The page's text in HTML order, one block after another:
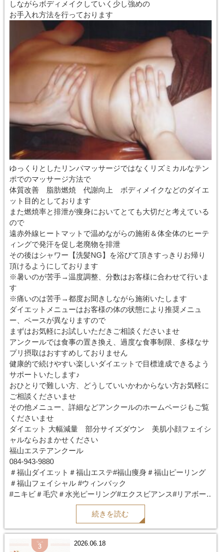
しながらボディメイクしていく少し強めの
お手入れ方法を行っております
ゆっくりとしたリンパマッサージではなくリズミカルなテン
ポでのマッサージ方法で
体質改善 脂肪燃焼 代謝向上 ボディメイクなどのダイエ
ット目的としております
また燃焼率と排泄が痩身においてとても大切だと考えている
ので
遠赤外線ヒートマットで温めながらの施術＆体全体のヒーテ
ィングで発汗を促し老廃物を排泄
その後はシャワー【洗髪NG】を浴びて頂きすっきりお帰り
頂けるようにしております
※暑いのが苦手→温度調整、分数はお客様に合わせて行いま
す
※痛いのは苦手→都度お聞きしながら施術いたします
ダイエットメニューはお客様の体の状態により推奨メニュ
ー、ペースが異なりますので
まずはお気軽にお試しいただきご相談くださいませ
アンクールでは食事の置き換え、過度な食事制限、多様なサ
プリ摂取はおすすめしておりません
健康的で続けやすい楽しいダイエットで目標達成できるよう
サポートいたします♪
おひとりで難しい方、どうしていいかわからない方お気軽に
ご相談くださいませ
その他メニュー、詳細などアンクールのホームページもご覧
くださいませ
ダイエット 大幅減量 部分サイズダウン 美肌小顔フェイシ
ャルならおまかせください
福山エステアンクール
084-943-9880
＃福山ダイエット＃福山エステ#福山痩身＃福山ピーリング
＃福山フェイシャル #ウィンバック
#ニキビ＃毛穴＃水光ピーリング#エクスビアンス#リアボー
#ハーブピーリング＃ブライダルエステ
続きを読む
2026.06.18